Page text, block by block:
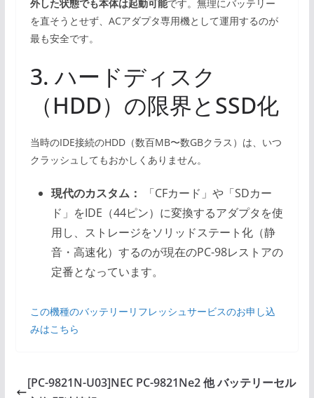
外した状態でも本体は起動可能です。無理にバッテリー
を直そうとせず、ACアダプタ専用機として運用するのが
最も安全です。
3. ハードディスク
（HDD）の限界とSSD化
当時のIDE接続のHDD（数百MB〜数GBクラス）は、いつ
クラッシュしてもおかしくありません。
現代のカスタム：
「CFカード」や「SDカー
ド」をIDE（44ピン）に変換するアダプタを使
用し、ストレージをソリッドステート化（静
音・高速化）するのが現在のPC-98レストアの
定番となっています。
この機種のバッテリーリフレッシュサービスのお申し込
みはこちら
[PC-9821N-U03]NEC PC-9821Ne2 他 バッテリーセル